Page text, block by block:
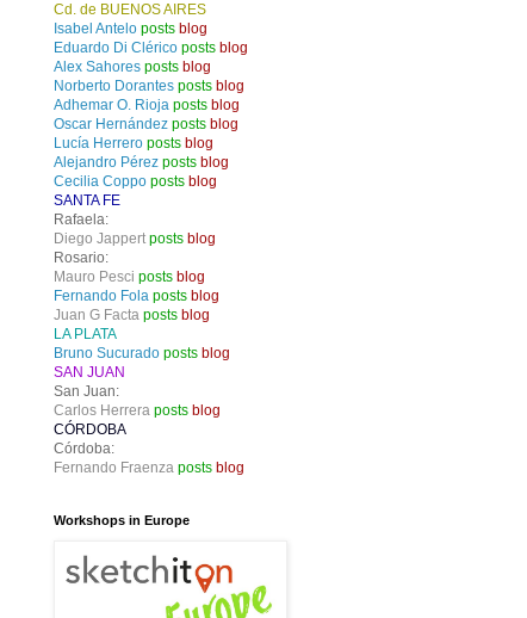
Cd. de BUENOS AIRES
Isabel Antelo posts blog
Eduardo Di Clérico posts blog
Alex Sahores posts blog
Norberto Dorantes posts blog
Adhemar O. Rioja posts blog
Oscar Hernández posts blog
Lucía Herrero posts blog
Alejandro Pérez posts blog
Cecilia Coppo posts blog
SANTA FE
Rafaela:
Diego Jappert posts blog
Rosario:
Mauro Pesci posts blog
Fernando Fola posts blog
Juan G Facta posts blog
LA PLATA
Bruno Sucurado posts blog
SAN JUAN
San Juan:
Carlos Herrera posts blog
CÓRDOBA
Córdoba:
Fernando Fraenza posts blog
Workshops in Europe